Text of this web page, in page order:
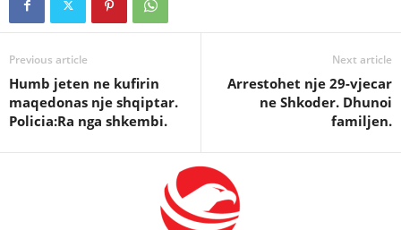
Previous article
Humb jeten ne kufirin
maqedonas nje shqiptar.
Policia:Ra nga shkembi.
Next article
Arrestohet nje 29-vjecar
ne Shkoder. Dhunoi
familjen.